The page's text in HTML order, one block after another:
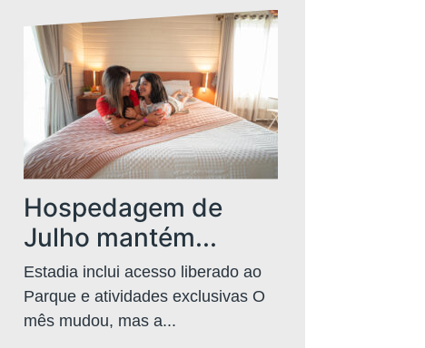
Hospedagem de
Julho mantém...
Estadia inclui acesso liberado ao
Parque e atividades exclusivas O
mês mudou, mas a...